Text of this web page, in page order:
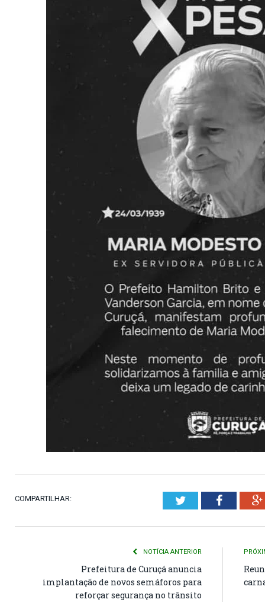
COMPARTILHAR: Twitter
NOTÍCIA ANTERIOR
Prefeitura de Curuçá anuncia
implantação de novos semáforos para
reforçar segurança no trânsito